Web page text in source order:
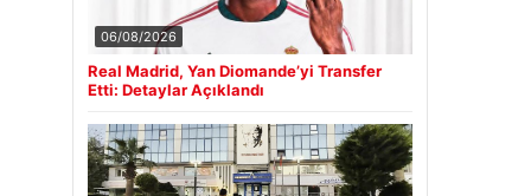
06/08/2026
Real Madrid, Yan Diomande’yi Transfer
Etti: Detaylar Açıklandı